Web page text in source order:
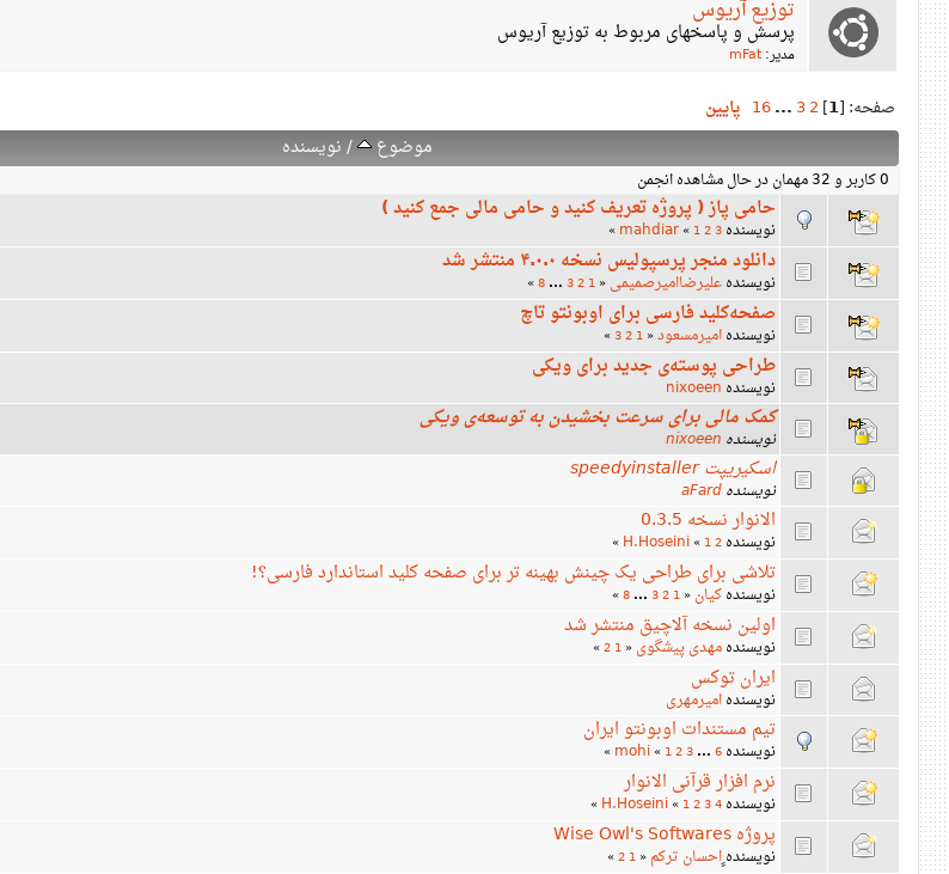
توزیع آریوس
پرسش و پاسخهای مربوط به توزیع آریوس
مدیر:mFat
صفحه: [1
]
2
3
...
16 پایین
موضوع /نویسنده
0 کاربر و 32 مهمان در حال مشاهده انجمن
حامی پاز ( پروژه تعریف کنید و حامی مالی جمع کنید )
نویسنده mahdiar « 123
»
دانلود منجر پرسپولیس نسخه ۴.۰.۰ منتشر شد
نویسندهعلیرضاامیرصمیمی «
1
2
3
...
8
»
صفحه‌کلید فارسی برای اوبونتو تاچ
نویسندهامیرمسعود«
1
2
3
»
طراحی پوسته‌ی جدید برای ویکی
نویسنده nixoeen
کمک مالی برای سرعت بخشیدن به توسعه‌ی ویکی
نویسنده nixoeen
اسکیریپت speedyinstaller
نویسندهaFard
الانوار نسخه 0.3.5
نویسنده H.Hoseini « 12
»
تلاشی برای طراحی یک چینش بهینه تر برای صفحه کلید استاندارد فارسی؟!
نویسندهکیان «
1
2
3
...
8
»
اولین نسخه آلاچیق منتشر شد
نویسندهمهدی پیشگوی «
1
2
»
ايران توكس
نویسندهامیرمهری
تیم مستندات اوبونتو ایران
نویسنده mohi « 123 ... 6
»
نرم افزار قرآنی الانوار
نویسنده H.Hoseini « 1234
»
پروژه Wise Owl's Softwares
نویسندهٍاحسان ترکم «
1
2
»